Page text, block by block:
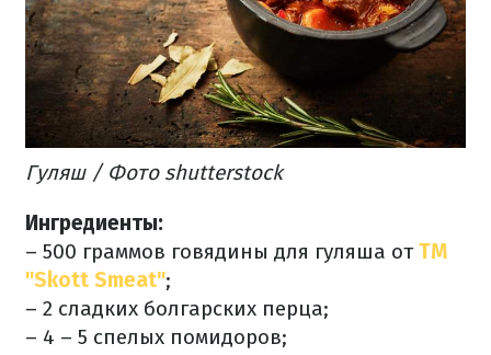
Гуляш / Фото shutterstock
Ингредиенты:
– 500 граммов говядины для гуляша отТМ
"Skott Smeat";
– 2 сладких болгарских перца;
– 4 – 5 спелых помидоров;